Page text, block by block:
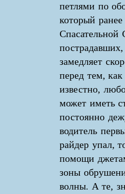
петлями по
который
Спасательной
замедляет
перед тем,
известно,
может иметь
постоянно
водитель
райдер упал,
помощи
зоны
волны. А те,